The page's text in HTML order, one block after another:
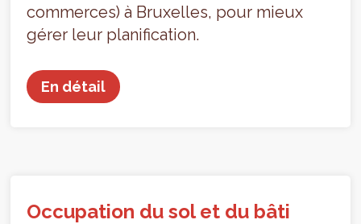
commerces) à Bruxelles, pour mieux
gérer leur planification.
En détail
Occupation du sol et du bâti